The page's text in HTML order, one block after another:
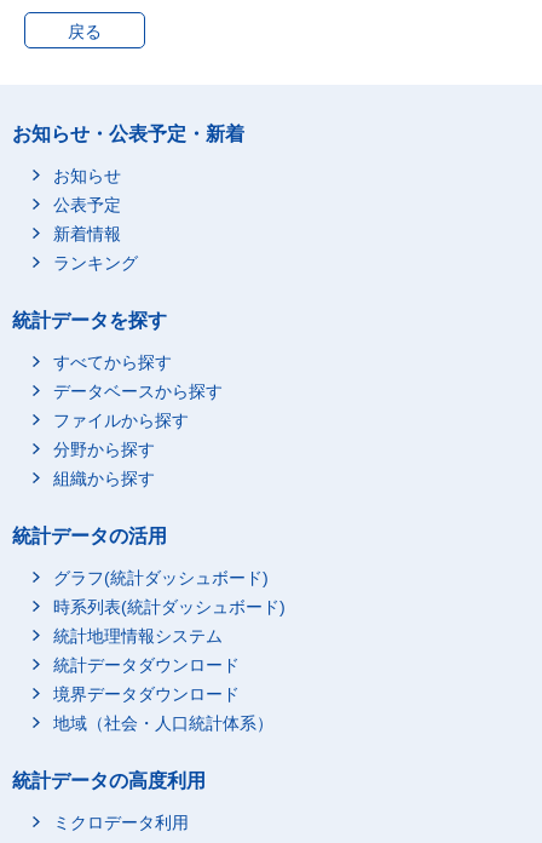
戻る
お知らせ・公表予定・新着
お知らせ
公表予定
新着情報
ランキング
統計データを探す
すべてから探す
データベースから探す
ファイルから探す
分野から探す
組織から探す
統計データの活用
グラフ(統計ダッシュボード)
時系列表(統計ダッシュボード)
統計地理情報システム
統計データダウンロード
境界データダウンロード
地域（社会・人口統計体系）
統計データの高度利用
ミクロデータ利用